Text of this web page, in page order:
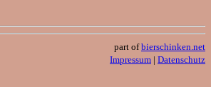
part ofbierschinken.net
Impressum | Datenschutz